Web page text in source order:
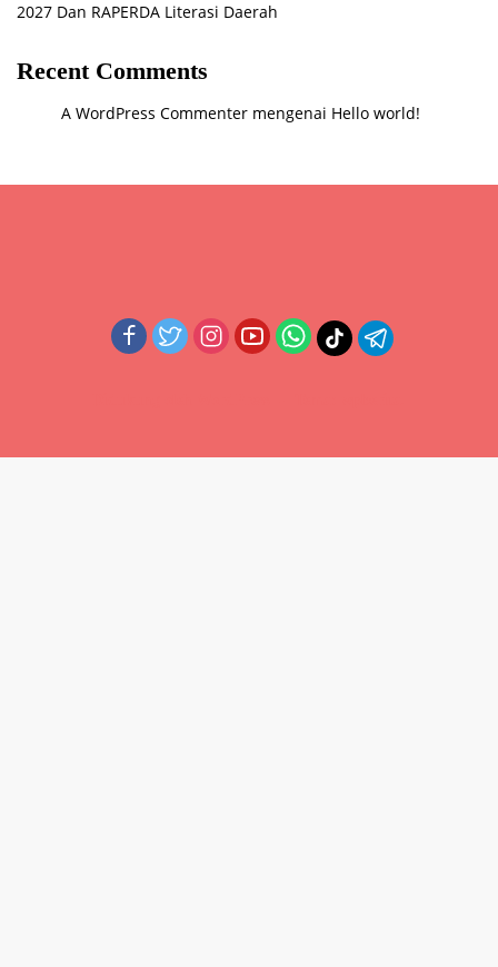
2027 Dan RAPERDA Literasi Daerah
Recent Comments
A WordPress Commenter mengenai Hello world!